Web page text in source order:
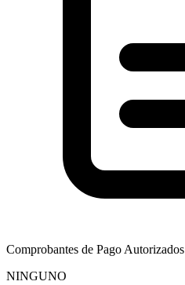
Comprobantes de Pago Autorizados
NINGUNO